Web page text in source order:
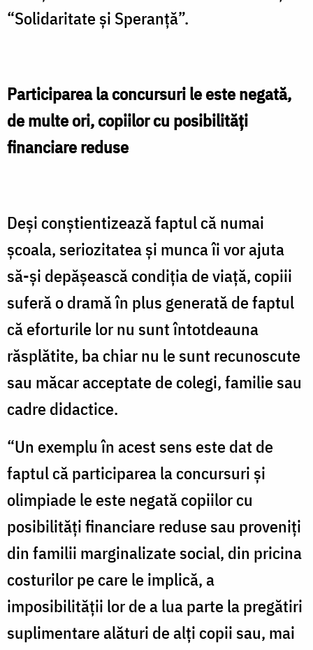
“Solidaritate și Speranță”.
Participarea la concursuri le este negată,
de multe ori, copiilor cu posibilități
financiare reduse
Deși conştientizează faptul că numai
școala, seriozitatea și munca îi vor ajuta
să-și depășească condiția de viață, copiii
suferă o dramă în plus generată de faptul
că eforturile lor nu sunt întotdeauna
răsplătite, ba chiar nu le sunt recunoscute
sau măcar acceptate de colegi, familie sau
cadre didactice.
“Un exemplu în acest sens este dat de
faptul că participarea la concursuri și
olimpiade le este negată copiilor cu
posibilități financiare reduse sau proveniți
din familii marginalizate social, din pricina
costurilor pe care le implică, a
imposibilității lor de a lua parte la pregătiri
suplimentare alături de alți copii sau, mai